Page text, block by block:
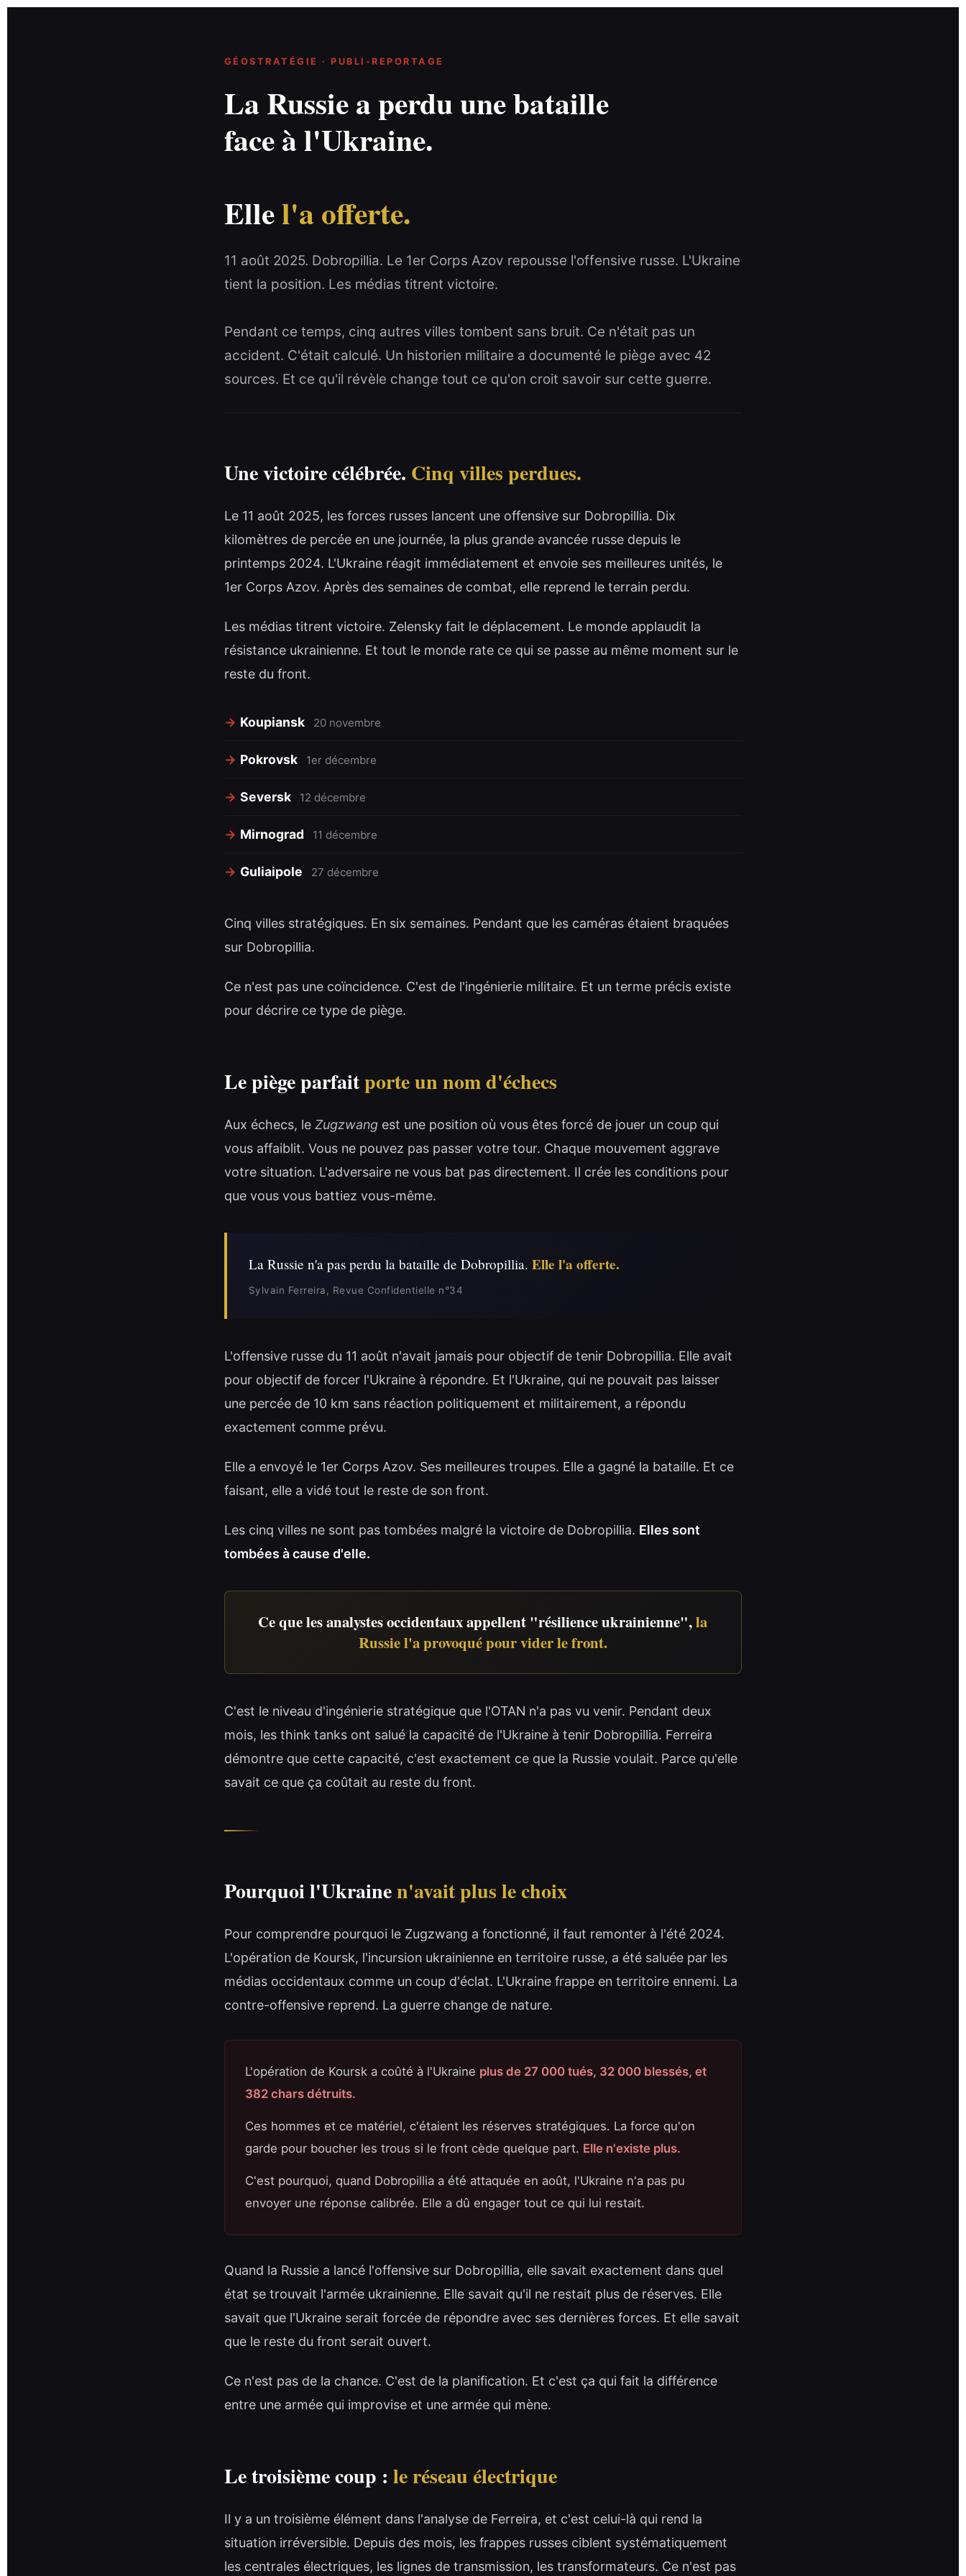
GÉOSTRATÉGIE · PUBLI-REPORTAGE
La Russie a perdu une bataille
face à l'Ukraine.
Ellel'a offerte.
11 août 2025. Dobropillia. Le 1er Corps Azov repousse l'offensive russe. L'Ukraine
tient la position. Les médias titrent victoire.
Pendant ce temps, cinq autres villes tombent sans bruit. Ce n'était pas un
accident. C'était calculé. Un historien militaire a documenté le piège avec 42
sources. Et ce qu'il révèle change tout ce qu'on croit savoir sur cette guerre.
Une victoire célébrée. Cinq villes perdues.
Le 11 août 2025, les forces russes lancent une offensive sur Dobropillia. Dix
kilomètres de percée en une journée, la plus grande avancée russe depuis le
printemps 2024. L'Ukraine réagit immédiatement et envoie ses meilleures unités, le
1er Corps Azov. Après des semaines de combat, elle reprend le terrain perdu.
Les médias titrent victoire. Zelensky fait le déplacement. Le monde applaudit la
résistance ukrainienne. Et tout le monde rate ce qui se passe au même moment sur le
reste du front.
Koupiansk 20 novembre
Pokrovsk 1er décembre
Seversk 12 décembre
Mirnograd 11 décembre
Guliaipole 27 décembre
Cinq villes stratégiques. En six semaines. Pendant que les caméras étaient braquées
sur Dobropillia.
Ce n'est pas une coïncidence. C'est de l'ingénierie militaire. Et un terme précis existe
pour décrire ce type de piège.
Le piège parfaitporte un nom d'échecs
Aux échecs, le Zugzwangest une position où vous êtes forcé de jouer un coup qui
vous affaiblit. Vous ne pouvez pas passer votre tour. Chaque mouvement aggrave
votre situation. L'adversaire ne vous bat pas directement. Il crée les conditions pour
que vous vous battiez vous-même.
La Russie n'a pas perdu la bataille de Dobropillia. Elle l'a offerte.
Sylvain Ferreira, Revue Confidentielle n°34
L'offensive russe du 11 août n'avait jamais pour objectif de tenir Dobropillia. Elle avait
pour objectif de forcer l'Ukraine à répondre. Et l'Ukraine, qui ne pouvait pas laisser
une percée de 10 km sans réaction politiquement et militairement, a répondu
exactement comme prévu.
Elle a envoyé le 1er Corps Azov. Ses meilleures troupes. Elle a gagné la bataille. Et ce
faisant, elle a vidé tout le reste de son front.
Les cinq villes ne sont pas tombées malgré la victoire de Dobropillia. Elles sont
tombées à cause d'elle.
Ce que les analystes occidentaux appellent "résilience ukrainienne",la
Russie l'a provoqué pour vider le front.
C'est le niveau d'ingénierie stratégique que l'OTAN n'a pas vu venir. Pendant deux
mois, les think tanks ont salué la capacité de l'Ukraine à tenir Dobropillia. Ferreira
démontre que cette capacité, c'est exactement ce que la Russie voulait. Parce qu'elle
savait ce que ça coûtait au reste du front.
Pourquoi l'Ukrainen'avait plus le choix
Pour comprendre pourquoi le Zugzwang a fonctionné, il faut remonter à l'été 2024.
L'opération de Koursk, l'incursion ukrainienne en territoire russe, a été saluée par les
médias occidentaux comme un coup d'éclat. L'Ukraine frappe en territoire ennemi. La
contre-offensive reprend. La guerre change de nature.
L'opération de Koursk a coûté à l'Ukraine plus de 27 000 tués, 32 000 blessés, et
382 chars détruits.
Ces hommes et ce matériel, c'étaient les réserves stratégiques. La force qu'on
garde pour boucher les trous si le front cède quelque part. Elle n'existe plus.
C'est pourquoi, quand Dobropillia a été attaquée en août, l'Ukraine n'a pas pu
envoyer une réponse calibrée. Elle a dû engager tout ce qui lui restait.
Quand la Russie a lancé l'offensive sur Dobropillia, elle savait exactement dans quel
état se trouvait l'armée ukrainienne. Elle savait qu'il ne restait plus de réserves. Elle
savait que l'Ukraine serait forcée de répondre avec ses dernières forces. Et elle savait
que le reste du front serait ouvert.
Ce n'est pas de la chance. C'est de la planification. Et c'est ça qui fait la différence
entre une armée qui improvise et une armée qui mène.
Le troisième coup : le réseau électrique
Il y a un troisième élément dans l'analyse de Ferreira, et c'est celui-là qui rend la
situation irréversible. Depuis des mois, les frappes russes ciblent systématiquement
les centrales électriques, les lignes de transmission, les transformateurs. Ce n'est pas